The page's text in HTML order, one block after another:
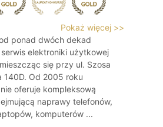
Pokaż więcej >>
ponad dwóch dekad
serwis elektroniki użytkowej
się przy ul. Szosa
140D. Od 2005 roku
oferuje kompleksową
naprawy telefonów,
komputerów ...